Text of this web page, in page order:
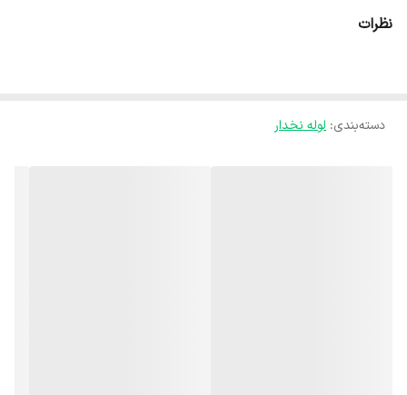
نظرات
دسته‌بندی: لوله نخدار